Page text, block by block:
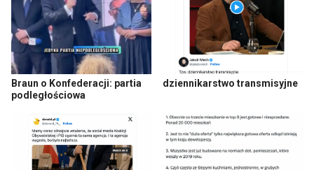
Braun o Konfederacji: partia
podległościowa
dziennikarstwo transmisyjne